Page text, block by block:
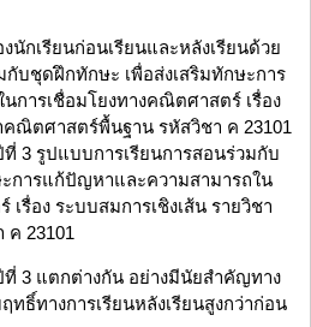
นักเรียนก่อนเรียนและหลังเรียนด้วย
บชุดฝึกทักษะ เพื่อส่งเสริมทักษะการ
การเชื่อมโยงทางคณิตศาสตร์ เรื่อง
คณิตศาสตร์พื้นฐาน รหัสวิชา ค 23101
3 รูปแบบการเรียนการสอนร่วมกับ
การแก้ปัญหาและความสามารถใน
รื่อง ระบบสมการเชิงเส้น รายวิชา
23101
3 แตกต่างกัน อย่างมีนัยสำคัญทาง
ธิ์ทางการเรียนหลังเรียนสูงกว่าก่อน